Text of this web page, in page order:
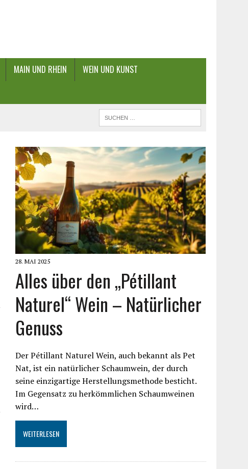
MAIN UND RHEIN
WEIN UND KUNST
28. MAI 2025
Alles über den „Pétillant
Naturel“ Wein – Natürlicher
Genuss
Der Pétillant Naturel Wein, auch bekannt als Pet
Nat, ist ein natürlicher Schaumwein, der durch
seine einzigartige Herstellungsmethode besticht.
Im Gegensatz zu herkömmlichen Schaumweinen
wird…
WEITERLESEN